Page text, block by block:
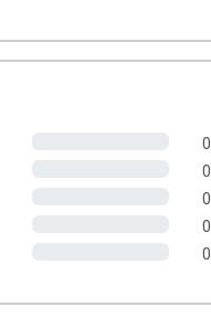
étkezési és gyógyászati
az
és
a testsúlycsökkentésben,
a cukorbetegség tüneteit. Fontos
további vizsgálatok szükségesek
0
0
0
0
0